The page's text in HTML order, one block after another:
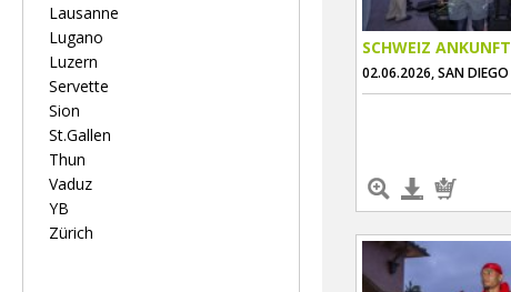
Lausanne
Lugano
Luzern
Servette
Sion
St.Gallen
Thun
Vaduz
YB
Zürich
SCHWEIZ ANKUNFT
02.06.2026, SAN DIEGO